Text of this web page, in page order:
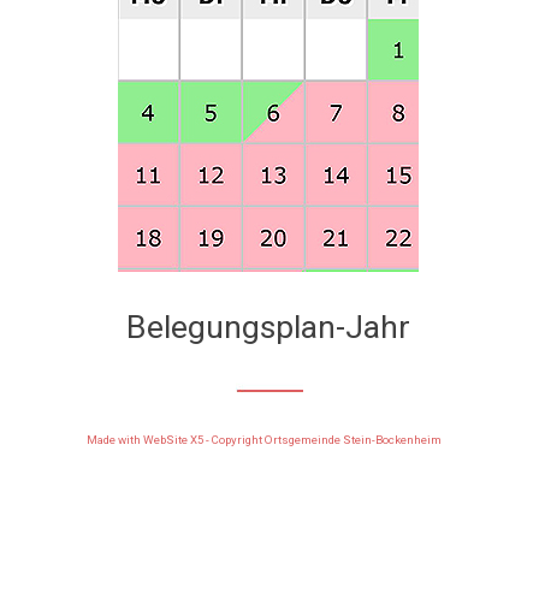
Belegungsplan-Jahr
Made with WebSite X5 - Copyright Ortsgemeinde Stein-Bockenheim